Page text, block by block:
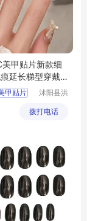
甲贴片新款细
延长梯型穿戴
用
甲贴片
沭阳县洪
拨打电话